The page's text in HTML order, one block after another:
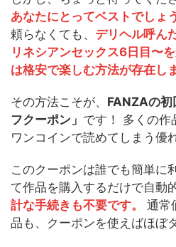
あなたにとってベストでしょ
頼らなくても、 デリヘル呼ん
リネシアンセックス6日目〜
は格安で楽しむ方法が存在し
その方法こそが、 FANZAの
フクーポン」 です！ 多くの作
ワンコインで読めてしまう優
このクーポンは誰でも簡単に
て作品を購入するだけで自動
計な手続きも不要です。
通常
品も、クーポンを使えばほぼ